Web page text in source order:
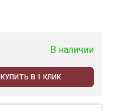
В наличии
КУПИТЬ В 1 КЛИК